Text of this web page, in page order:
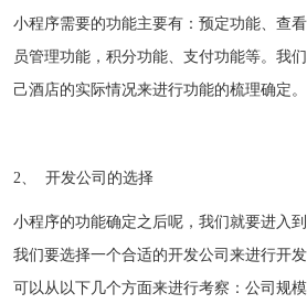
小程序需要的功能主要有：预定功能、查
员管理功能，积分功能、支付功能等。我
己酒店的实际情况来进行功能的梳理确定。
2、 开发公司的选择
小程序的功能确定之后呢，我们就要进入
我们要选择一个合适的开发公司来进行开
可以从以下几个方面来进行考察：公司规